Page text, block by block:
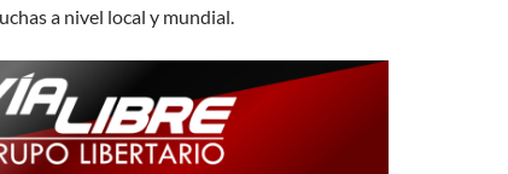
a nivel local y mundial.